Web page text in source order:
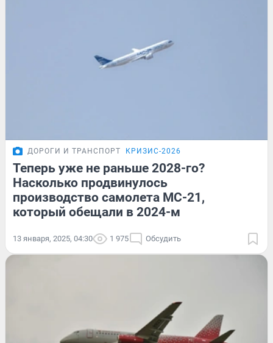
ДОРОГИ И ТРАНСПОРТ КРИЗИС-2026
Теперь уже не раньше 2028-го?
Насколько продвинулось
производство самолета МС-21,
который обещали в 2024-м
13 января, 2025, 04:30 1 975 Обсудить